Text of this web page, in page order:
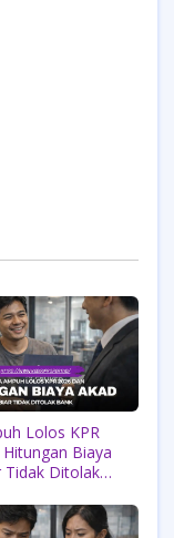
Lolos KPR
Biaya
Tidak Ditolak